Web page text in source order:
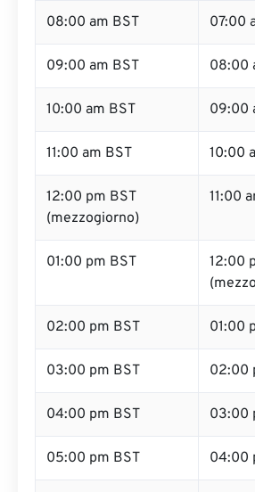
08:00 am BST 07:00
09:00 am BST 08:00
10:00 am BST 09:00
11:00 am BST 10:00
12:00 pm BST
(mezzogiorno)
11:00
01:00 pm BST
12:00
02:00 pm BST 01:00
03:00 pm BST 02:00
04:00 pm BST 03:00
05:00 pm BST 04:00